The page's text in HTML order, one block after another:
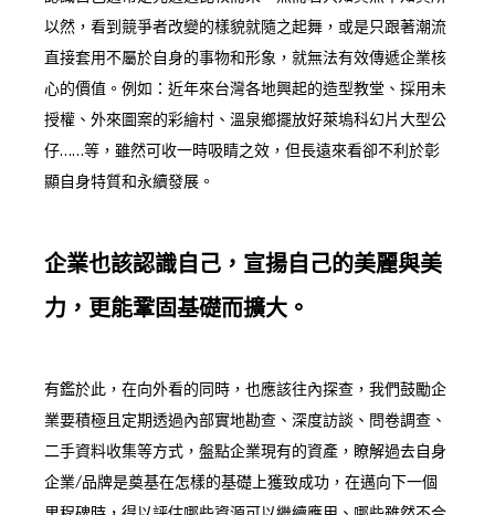
以然，看到競爭者改變的樣貌就隨之起舞，或是只跟著潮流
直接套用不屬於自身的事物和形象，就無法有效傳遞企業核
心的價值。例如：近年來台灣各地興起的造型教堂、採用未
授權、外來圖案的彩繪村、溫泉鄉擺放好萊塢科幻片大型公
仔……等，雖然可收一時吸睛之效，但長遠來看卻不利於彰
顯自身特質和永續發展。
企業也該認識自己，宣揚自己的美麗與美
力，更能鞏固基礎而擴大。
有鑑於此，在向外看的同時，也應該往內探查，我們鼓勵企
業要積極且定期透過內部實地勘查、深度訪談、問卷調查、
二手資料收集等方式，盤點企業現有的資產，瞭解過去自身
企業/品牌是奠基在怎樣的基礎上獲致成功，在邁向下一個